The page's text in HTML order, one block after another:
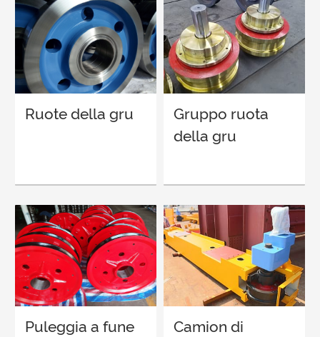
Ruote della gru
Gruppo ruota
della gru
Puleggia a fune
Camion di